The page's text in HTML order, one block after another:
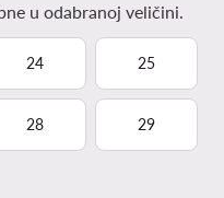
u odabranoj veličini.
24 25
28 29